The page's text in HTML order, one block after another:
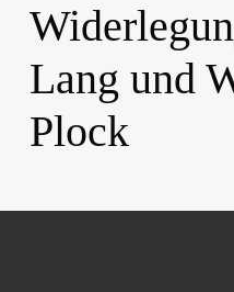
Lang und
Plock